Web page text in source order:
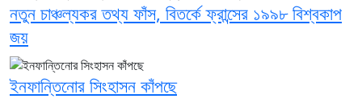
নতুন চাঞ্চল্যকর তথ্য ফাঁস, বিতর্কে ফ্রান্সের ১৯৯৮ বিশ্বকাপ
জয়
ইনফান্তিনোর সিংহাসন কাঁপছে